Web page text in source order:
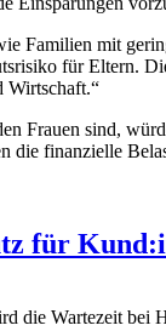
Familien mit
für Eltern.
Wirtschaft.“
Frauen sind,
die finanzielle
für
die Wartezeit bei